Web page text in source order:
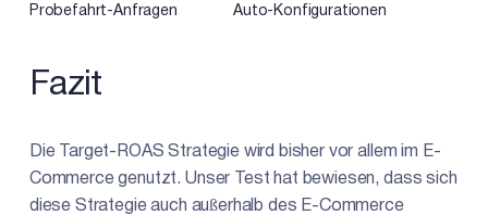
Probefahrt-Anfragen Auto-Konfigurationen
Fazit
Die Target-ROAS Strategie wird bisher vor allem im E-
Commerce genutzt. Unser Test hat bewiesen, dass sich
diese Strategie auch außerhalb des E-Commerce